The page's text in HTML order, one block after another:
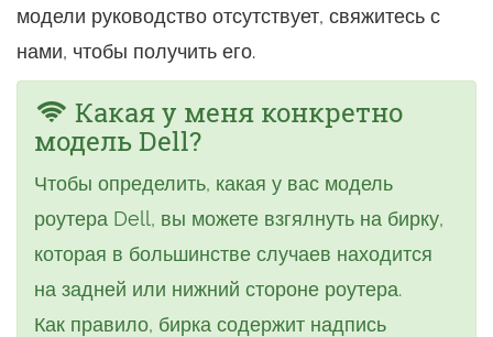
модели руководство отсутствует, свяжитесь с
нами, чтобы получить его.
Какая у меня конкретно
модель Dell?
Чтобы определить, какая у вас модель
роутера Dell, вы можете взгялнуть на бирку,
которая в большинстве случаев находится
на задней или нижний стороне роутера.
Как правило, бирка содержит надпись